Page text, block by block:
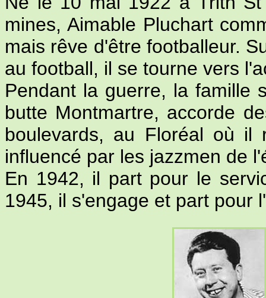
mines, Aimable Pluchart
mais rêve d'être footballeur.
au football, il se tourne vers
Pendant la guerre, la famille
butte Montmartre, accorde
boulevards, au Floréal où il
influencé par les jazzmen de
En 1942, il part pour le
1945, il s'engage et part pour